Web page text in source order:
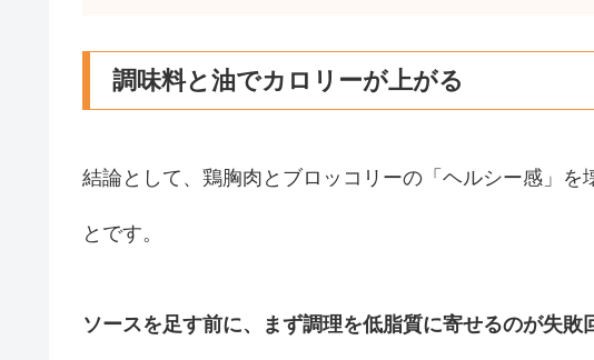
調味料と油でカロリーが上がる
結論として、鶏胸肉とブロッコリーの「ヘルシー感」を
とです。
ソースを足す前に、まず調理を低脂質に寄せるのが失敗